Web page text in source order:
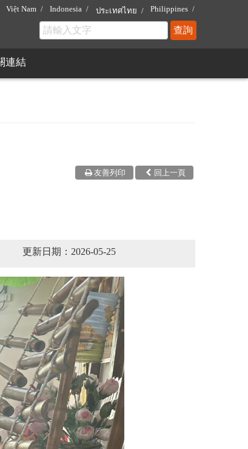
Việt Nam Indonesia ประเทศไทย Philippines
連結
回上一頁
友善列印
更新日期：2026-05-25